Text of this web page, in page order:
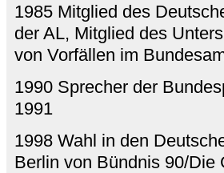
1985 Mitglied des
der AL, Mitglied des
von Vorfällen im
1990 Sprecher der
1991
1998 Wahl in den
Berlin von Bündnis 90/Die